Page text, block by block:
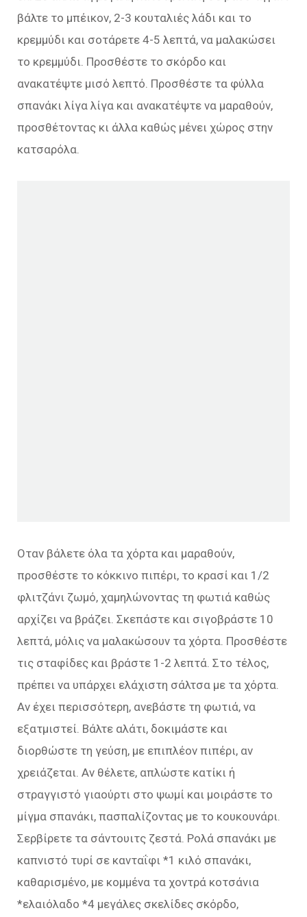
βάλτε το μπέικον, 2-3 κουταλιές λάδι και το
κρεμμύδι και σοτάρετε 4-5 λεπτά, να μαλακώσει
το κρεμμύδι. Προσθέστε το σκόρδο και
ανακατέψτε μισό λεπτό. Προσθέστε τα φύλλα
σπανάκι λίγα λίγα και ανακατέψτε να μαραθούν,
προσθέτοντας κι άλλα καθώς μένει χώρος στην
κατσαρόλα.
Οταν βάλετε όλα τα χόρτα και μαραθούν,
προσθέστε το κόκκινο πιπέρι, το κρασί και 1/2
φλιτζάνι ζωμό, χαμηλώνοντας τη φωτιά καθώς
αρχίζει να βράζει. Σκεπάστε και σιγοβράστε 10
λεπτά, μόλις να μαλακώσουν τα χόρτα. Προσθέστε
τις σταφίδες και βράστε 1-2 λεπτά. Στο τέλος,
πρέπει να υπάρχει ελάχιστη σάλτσα με τα χόρτα.
Αν έχει περισσότερη, ανεβάστε τη φωτιά, να
εξατμιστεί. Βάλτε αλάτι, δοκιμάστε και
διορθώστε τη γεύση, με επιπλέον πιπέρι, αν
χρειάζεται. Αν θέλετε, απλώστε κατίκι ή
στραγγιστό γιαούρτι στο ψωμί και μοιράστε το
μίγμα σπανάκι, πασπαλίζοντας με το κουκουνάρι.
Σερβίρετε τα σάντουιτς ζεστά. Ρολά σπανάκι με
καπνιστό τυρί σε κανταΐφι *1 κιλό σπανάκι,
καθαρισμένο, με κομμένα τα χοντρά κοτσάνια
*ελαιόλαδο *4 μεγάλες σκελίδες σκόρδο,